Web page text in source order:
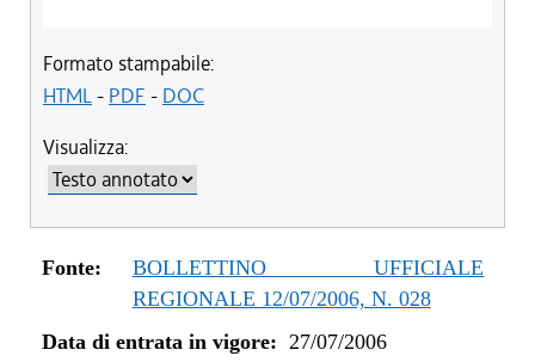
Formato stampabile:
HTML- PDF - DOC
Visualizza:
Fonte:
BOLLETTINO UFFICIALE
REGIONALE 12/07/2006, N. 028
Data di entrata in vigore: 27/07/2006